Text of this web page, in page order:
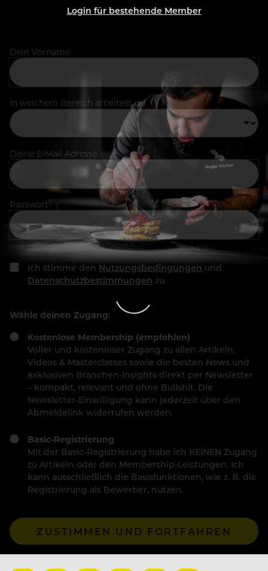
Login für bestehende Member
Dein Vorname
In welchem Bereich arbeitest du
Deine E-Mail Adresse
Passwort
Ich stimme den Nutzungsbedingungen und
Datenschutzbestimmungen zu.
Wähle deinen Zugang:
Kostenlose Membership (empfohlen)
Voller und kostenloser Zugang zu allen Artikeln,
Videos & Masterclasses sowie die besten News und
exklusiven Branchen-Insights direkt per Newsletter
– kompakt, relevant und ohne Bullshit. Die
Newsletter-Einwilligung kann jederzeit über den
Abmeldelink widerrufen werden.
Basic-Registrierung
Mit der Basic-Registrierung habe ich KEINEN Zugang
zu Artikeln oder den Membership-Leistungen. Ich
kann ausschließlich die Basisfunktionen, wie z. B. die
Registrierung als Bewerber, nutzen.
ZUSTIMMEN UND FORTFAHREN